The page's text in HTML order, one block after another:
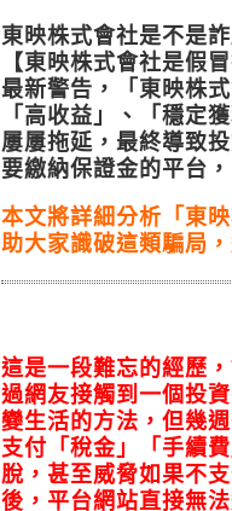
東映株式會社是不是詐
【東映株式會社是假
最新警告，「東映株
「高收益」、「穩定
屢屢拖延，最終導致
要繳納保證金的平台
本文將詳細分析「 東
助大家識破這類騙局
這是一段難忘的經歷
過網友接觸到一個投
變生活的方法，但幾
支付「稅金」「手續
脫，甚至威脅如果不
後，平台網站直接無